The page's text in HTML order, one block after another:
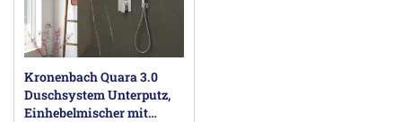
Kronenbach Quara 3.0
Duschsystem Unterputz,
Einhebelmischer mit